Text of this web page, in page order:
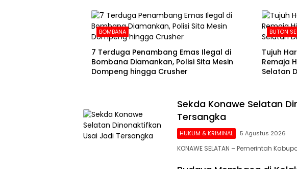
BOMBANA
7 Terduga Penambang Emas Ilegal di
Bombana Diamankan, Polisi Sita Mesin
Dompeng hingga Crusher
BUTON
Tujuh
Remaja
Selatan
Sekda Konawe Selatan
Tersangka
HUKUM & KRIMINAL 5 Agustus 2026
KONAWE SELATAN – Pemerintah